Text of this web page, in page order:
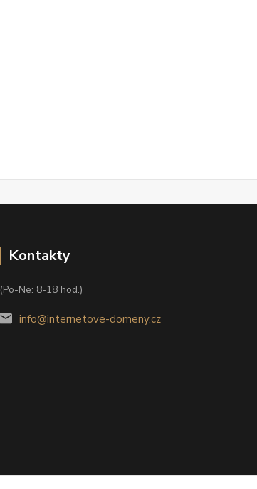
Kontakty
(Po-Ne: 8-18 hod.)
info@internetove-domeny.cz